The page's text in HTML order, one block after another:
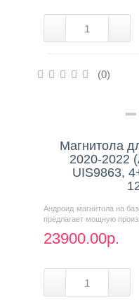
(0)
Магнитола
2020-2022
UIS9863,
Андроид магнитола на
предлагает мощную
23900.00р.